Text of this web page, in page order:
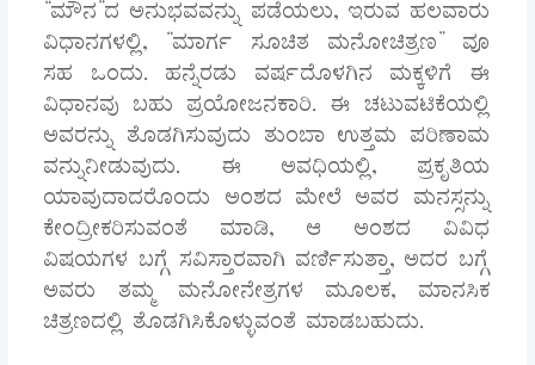
“ಮೌನ”ದ ಅನುಭವವನ್ನು ಪಡೆಯಲು, ಇರುವ ಹಲವಾರು
ವಿಧಾನಗಳಲ್ಲಿ, “ಮಾರ್ಗ ಸೂಚಿತ ಮನೋಚಿತ್ರಣ” ವೂ
ಸಹ ಒಂದು. ಹನ್ನೆರಡು ವರ್ಷದೊಳಗಿನ ಮಕ್ಕಳಿಗೆ ಈ
ವಿಧಾನವು ಬಹು ಪ್ರಯೋಜನಕಾರಿ. ಈ ಚಟುವಟಿಕೆಯಲ್ಲಿ
ಅವರನ್ನು ತೊಡಗಿಸುವುದು ತುಂಬಾ ಉತ್ತಮ ಪರಿಣಾಮ
ವನ್ನುನೀಡುವುದು. ಈ ಅವಧಿಯಲ್ಲಿ, ಪ್ರಕೃತಿಯ
ಯಾವುದಾದರೊಂದು ಅಂಶದ ಮೇಲೆ ಅವರ ಮನಸ್ಸನ್ನು
ಕೇಂದ್ರೀಕರಿಸುವಂತೆ ಮಾಡಿ, ಆ ಅಂಶದ ವಿವಿಧ
ವಿಷಯಗಳ ಬಗ್ಗೆ ಸವಿಸ್ತಾರವಾಗಿ ವರ್ಣಿಸುತ್ತಾ, ಅದರ ಬಗ್ಗೆ
ಅವರು ತಮ್ಮ ಮನೋನೇತ್ರಗಳ ಮೂಲಕ, ಮಾನಸಿಕ
ಚಿತ್ರಣದಲ್ಲಿ ತೊಡಗಿಸಿಕೊಳ್ಳುವಂತೆ ಮಾಡಬಹುದು.